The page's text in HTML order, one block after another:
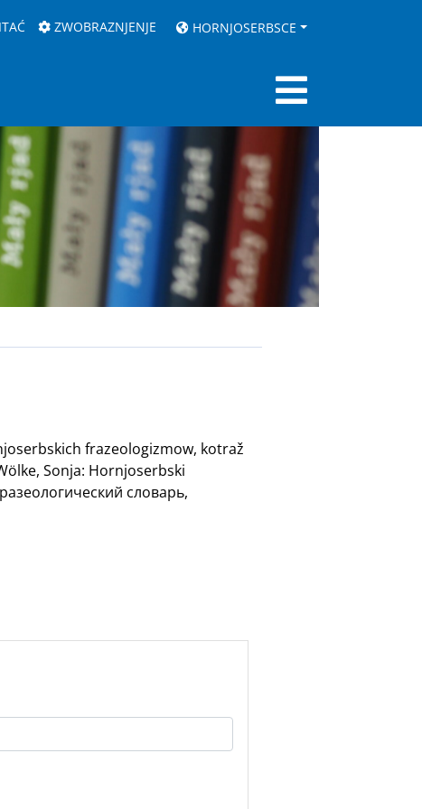
ZWOBRAZNJENJE HORNJOSERBSCE
frazeologizmow, kotraž
Sonja: Hornjoserbski
словарь,